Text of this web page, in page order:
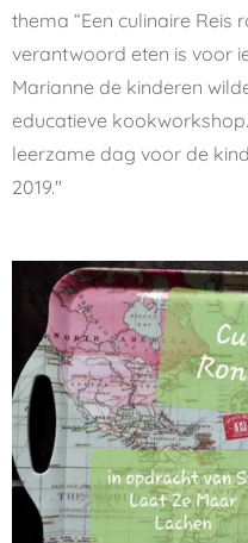
thema “Een culinaire Reis
verantwoord eten is voor
Marianne de kinderen
educatieve kookworkshop.
leerzame dag voor de
2019.''